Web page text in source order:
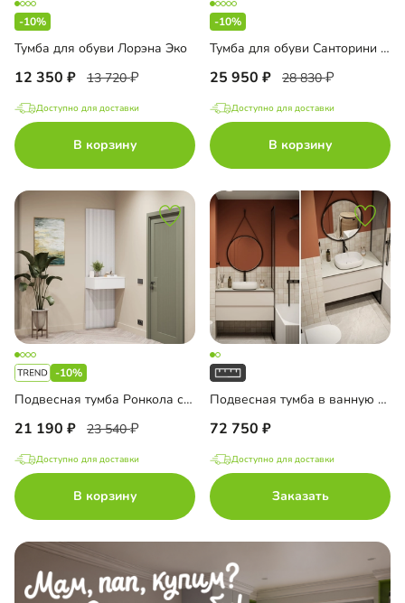
-10%
Тумба для обуви Лорэна Эко
12 350 13 720
Доступно для доставки
В корзину
-10%
Тумба для обуви Санторини Лайф
25 950 28 830
Доступно для доставки
В корзину
-10%
Подвесная тумба Ронкола со стеновой панелью
21 190 23 540
Доступно для доставки
В корзину
Подвесная тумба в ванную комнату Пьоджа-1
72 750
Доступно для доставки
Заказать